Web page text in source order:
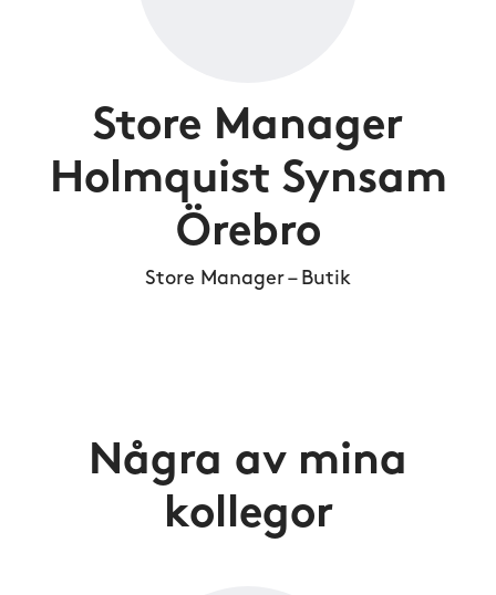
Store Manager
Holmquist Synsam
Örebro
Store Manager – Butik
Några av mina
kollegor